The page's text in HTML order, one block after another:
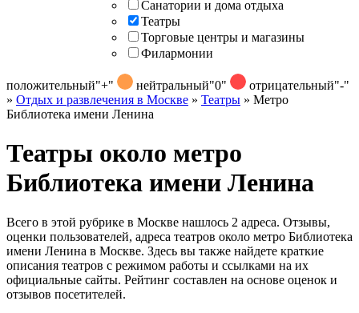
Санатории и дома отдыха
Театры
Торговые центры и магазины
Филармонии
положительный"+" нейтральный"0" отрицательный"-"
» Отдых и развлечения в Москве » Театры » Метро
Библиотека имени Ленина
Театры около метро
Библиотека имени Ленина
Всего в этой рубрике в Москве нашлось 2 адреса. Отзывы,
оценки пользователей, адреса театров около метро Библиотека
имени Ленина в Москве. Здесь вы также найдете краткие
описания театров с режимом работы и ссылками на их
официальные сайты. Рейтинг составлен на основе оценок и
отзывов посетителей.